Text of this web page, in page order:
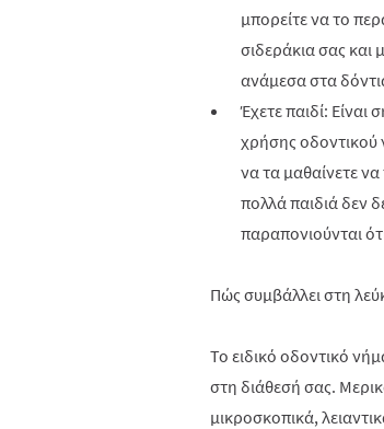
μπορείτε να το
σιδεράκια σας και
ανάμεσα στα
Έχετε παιδί:
χρήσης οδοντικού
να τα μαθαίνετε
πολλά παιδιά δεν
παραπονιούνται
Πώς συμβάλλει στη
Το ειδικό οδοντικό
στη διάθεσή σας.
μικροσκοπικά,